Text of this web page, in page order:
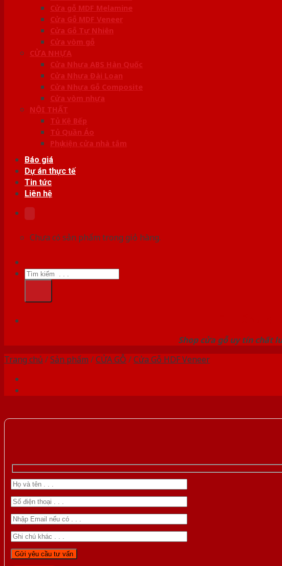
Cửa gỗ MDF Melamine
Cửa Gỗ MDF Veneer
Cửa Gỗ Tự Nhiên
Cửa vòm gỗ
CỬA NHỰA
Cửa Nhựa ABS Hàn Quốc
Cửa Nhựa Đài Loan
Cửa Nhựa Gỗ Composite
Cửa vòm nhựa
NỘI THẤT
Tủ Kệ Bếp
Tủ Quần Áo
Phụ kiện cửa nhà tắm
Báo giá
Dự án thực tế
Tin tức
Liên hệ
Chưa có sản phẩm trong giỏ hàng.
Tìm
kiếm:
Shop cửa gỗ uy tín chất
Trang chủ /Sản phẩm /CỬA GỖ /Cửa Gỗ HDF Veneer